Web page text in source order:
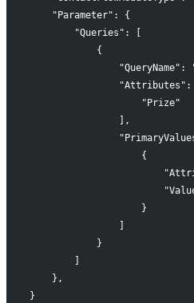
    "Parameter": {
        "Queries": [
            {
"QueryName":
"Attributes":
                    "Prize"
                ],
                    {
                    }
            }
    },
}